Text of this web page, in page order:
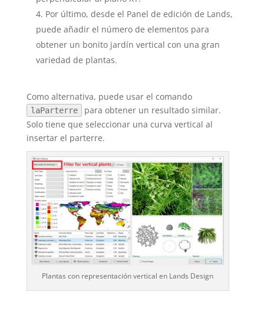
Por último, desde el Panel de edición de Lands,
puede añadir el número de elementos para
obtener un bonito jardín vertical con una gran
variedad de plantas.
Como alternativa, puede usar el comando
laParterre
para obtener un resultado similar.
Solo tiene que seleccionar una curva vertical al
insertar el parterre.
Plantas con representación vertical en Lands Design